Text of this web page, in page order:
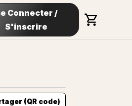
Connecter /
S'inscrire
(QR code)